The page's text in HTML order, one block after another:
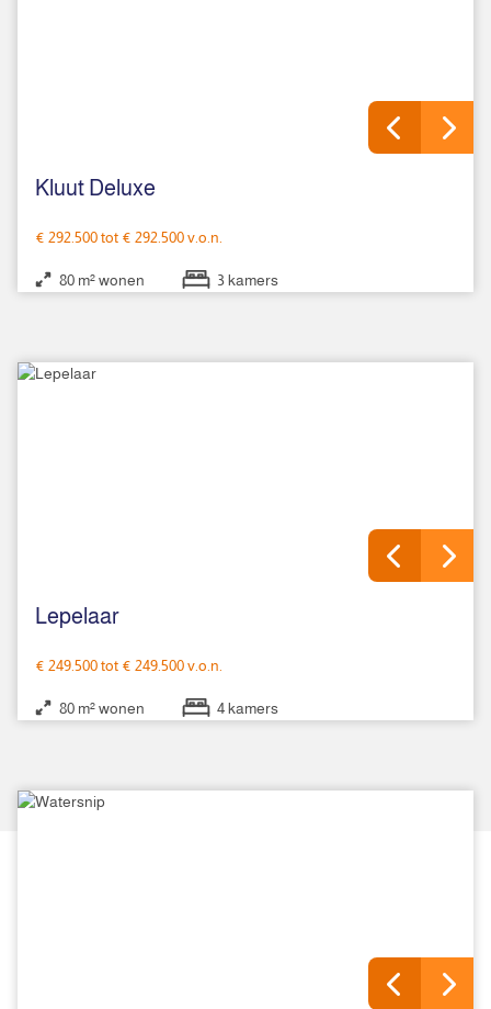
Kluut Deluxe
€ 292.500 tot € 292.500 v.o.n.
80 m² wonen 3 kamers
Lepelaar
€ 249.500 tot € 249.500 v.o.n.
80 m² wonen 4 kamers